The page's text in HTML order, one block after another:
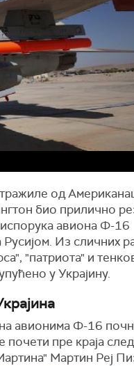
тражиле од
био прилично
испорука авиона Ф-16
Из сличних
"патриота" и
у Украјину.
авионима Ф-16
почети пре краја
Мартин Реј